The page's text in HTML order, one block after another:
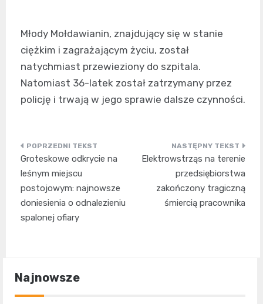
Młody Mołdawianin, znajdujący się w stanie
ciężkim i zagrażającym życiu, został
natychmiast przewieziony do szpitala.
Natomiast 36-latek został zatrzymany przez
policję i trwają w jego sprawie dalsze czynności.
Nawigacja
wpisu
Groteskowe odkrycie na
leśnym miejscu
postojowym: najnowsze
doniesienia o odnalezieniu
spalonej ofiary
Elektrowstrząs na terenie
przedsiębiorstwa
zakończony tragiczną
śmiercią pracownika
Najnowsze